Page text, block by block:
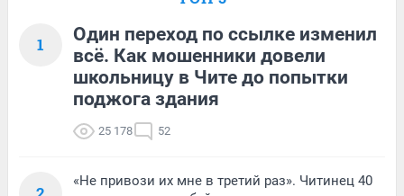
1
Один переход по ссылке изменил
всё. Как мошенники довели
школьницу в Чите до попытки
поджога здания
25 178 52
«Не привози их мне в третий раз». Читинец 40